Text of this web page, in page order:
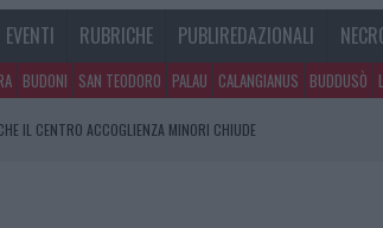
EVENTI RUBRICHE PUBLIREDAZIONALI
BUDONI SAN TEODORO PALAU CALANGIANUS BUDDUSÒ
IL CENTRO ACCOGLIENZA MINORI CHIUDE